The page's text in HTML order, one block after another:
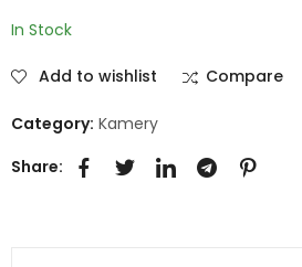
In Stock
Add to wishlist Compare
Category: Kamery
Share: